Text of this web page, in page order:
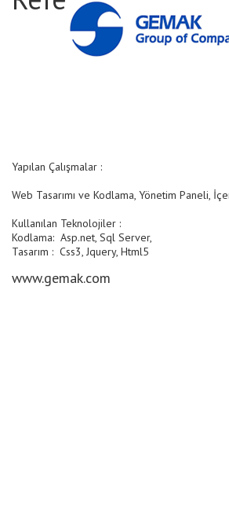
Yapılan Çalışmalar :
Web Tasarımı ve Kodlama, Yönetim Paneli,
Kullanılan Teknolojiler :
Kodlama: Asp.net, Sql Server,
Tasarım : Css3, Jquery, Html5
www.gemak.com